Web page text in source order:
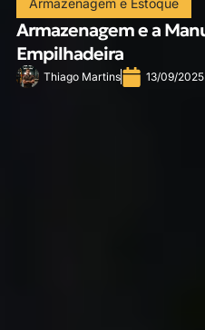
Armazenagem e Estoque
Armazenagem e a
Empilhadeira
Thiago Martins 13/09/2025